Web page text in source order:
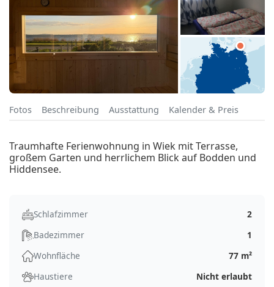
Fotos Beschreibung Ausstattung Kalender & Preis
Traumhafte Ferienwohnung in Wiek mit Terrasse,
großem Garten und herrlichem Blick auf Bodden und
Hiddensee.
Schlafzimmer
2
Badezimmer
1
Wohnfläche
77 m²
Haustiere
Nicht erlaubt